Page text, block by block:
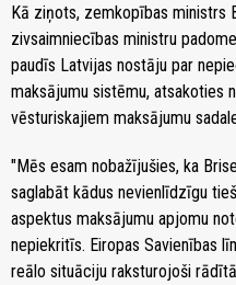
Kā ziņots, zemkopības ministrs
zivsaimniecības ministru
paudīs Latvijas nostāju par
maksājumu sistēmu, atsakoties
vēsturiskajiem maksājumu
"Mēs esam nobažījušies, ka
saglabāt kādus nevienlīdzīgu
aspektus maksājumu apjomu
nepiekritīs. Eiropas Savienības
reālo situāciju raksturojoši